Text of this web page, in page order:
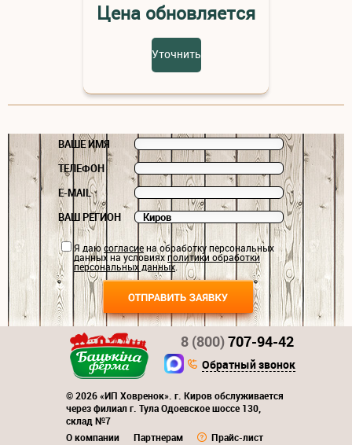
Цена обновляется
Уточнить
ВАШЕ ИМЯ
ТЕЛЕФОН
E-MAIL
ВАШ РЕГИОН
Я даюсогласиена обработку персональных
данных на условияхполитики обработки
персональных данных.
© 2026 «ИП Ховренок». г. Киров обслуживается
через филиал г. Тула Одоевское шоссе 130,
склад №7
О компании
Партнерам
Прайс-лист
8 (800)707-94-42
Обратный звонок